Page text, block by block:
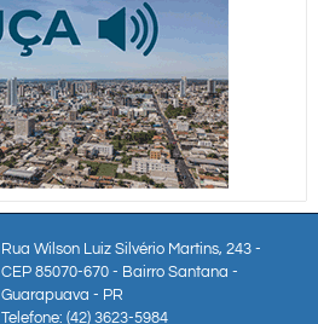
Rua Wilson Luiz Silvério Martins, 243 -
CEP 85070-670 - Bairro Santana -
Guarapuava - PR
Telefone: (42) 3623-5984